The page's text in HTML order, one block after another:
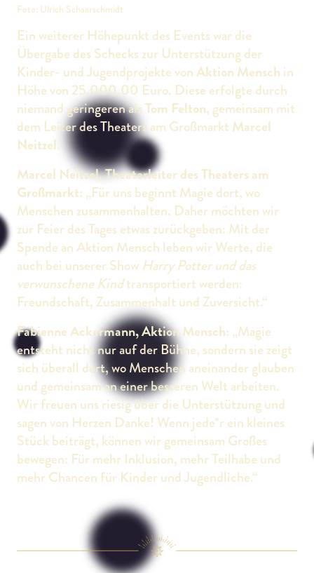
Foto: Ulrich Schaarschmidt
Ein weiterer Höhepunkt des Events war die
Übergabe des Schecks zur Unterstützung der
Kinder- und Jugendprojekte vonAktion Mensch in
Höhe von 25.000,00 Euro. Diese erfolgte durch
niemand geringeren alsTom Felton, gemeinsam mit
dem Leiter des Theaters am Großmarkt Marcel
Neitzel.
Marcel Neitzel, Theaterleiter des Theaters am
Großmarkt: „Für uns beginnt Magie dort, wo
Menschen zusammenhalten. Daher möchten wir
zur Feier des Tages etwas zurückgeben: Mit der
Spende an Aktion Mensch leben wir Werte, die
auch bei unserer Show Harry Potter und das
verwunschene Kindtransportiert werden:
Freundschaft, Zusammenhalt und Zuversicht.“
Fabienne Ackermann, Aktion Mensch: „Magie
entsteht nicht nur auf der Bühne, sondern sie zeigt
sich überall dort, wo Menschen aneinander glauben
und gemeinsam an einer besseren Welt arbeiten.
Wir freuen uns riesig über die Unterstützung und
sagen von Herzen Danke! Wenn jede*r ein kleines
Stück beiträgt, können wir gemeinsam Großes
bewegen: Für mehr Inklusion, mehr Teilhabe und
mehr Chancen für Kinder und Jugendliche.“